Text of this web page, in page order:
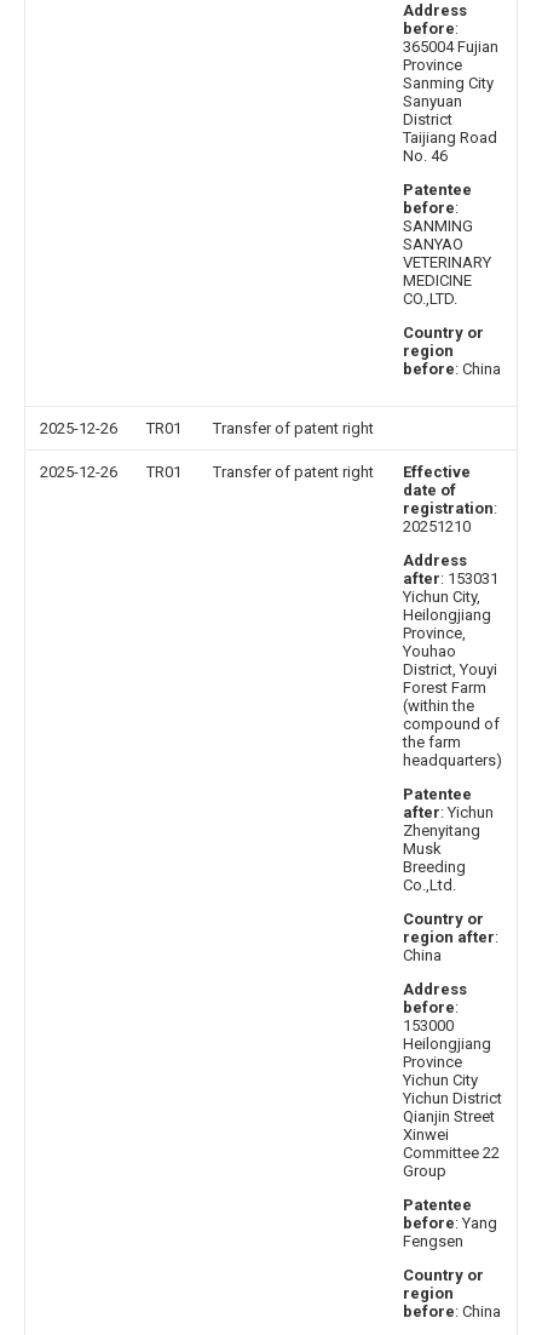
Address
before:
365004 Fujian
Province
Sanming City
Sanyuan
District
Taijiang Road
No. 46
Patentee
before:
SANMING
SANYAO
VETERINARY
MEDICINE
CO.,LTD.
Country or
region
before: China
2025-12-26 TR01 Transfer of patent right
2025-12-26 TR01 Transfer of patent right
Effective
date of
registration:
20251210
Address
after: 153031
Yichun City,
Heilongjiang
Province,
Youhao
District, Youyi
Forest Farm
(within the
compound of
the farm
headquarters)
Patentee
after: Yichun
Zhenyitang
Musk
Breeding
Co.,Ltd.
Country or
region after:
China
Address
before:
153000
Heilongjiang
Province
Yichun City
Yichun District
Qianjin Street
Xinwei
Committee 22
Group
Patentee
before: Yang
Fengsen
Country or
region
before: China